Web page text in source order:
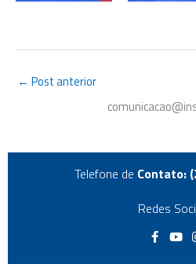
← Post anterior
Telefone de Contato:
Redes
F
a
e
o
t